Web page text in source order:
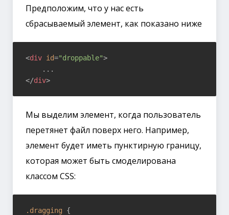
Предположим, что у нас есть
сбрасываемый элемент, как показано ниже
<div id="droppable">
</div>
Мы выделим элемент, когда пользователь
перетянет файл поверх него. Например,
элемент будет иметь пунктирную границу,
которая может быть смоделирована
классом CSS:
.dragging {